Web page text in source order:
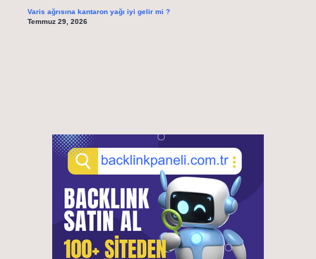
Varis ağrısına kantaron yağı iyi gelir mi ?
Temmuz 29, 2026